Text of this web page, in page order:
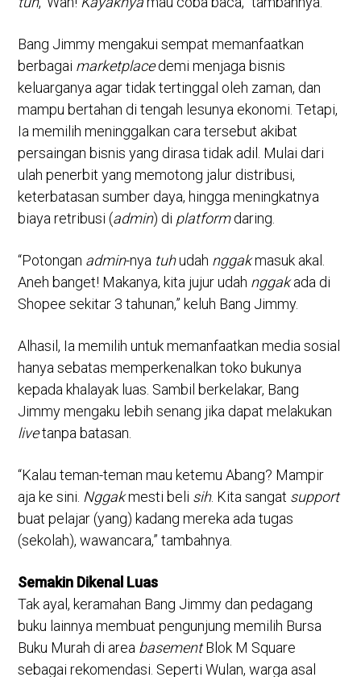
Bang Jimmy mengakui sempat memanfaatkan
berbagai marketplacedemi menjaga bisnis
keluarganya agar tidak tertinggal oleh zaman, dan
mampu bertahan di tengah lesunya ekonomi. Tetapi,
Ia memilih meninggalkan cara tersebut akibat
persaingan bisnis yang dirasa tidak adil. Mulai dari
ulah penerbit yang memotong jalur distribusi,
keterbatasan sumber daya, hingga meningkatnya
biaya retribusi (admin) di platformdaring.
“Potongan admin-nya tuhudah nggakmasuk akal.
Aneh banget! Makanya, kita jujur udah nggakada di
Shopee sekitar 3 tahunan,” keluh Bang Jimmy.
Alhasil, Ia memilih untuk memanfaatkan media sosial
hanya sebatas memperkenalkan toko bukunya
kepada khalayak luas. Sambil berkelakar, Bang
Jimmy mengaku lebih senang jika dapat melakukan
livetanpa batasan.
“Kalau teman-teman mau ketemu Abang? Mampir
aja ke sini. Nggakmesti beli sih. Kita sangat support
buat pelajar (yang) kadang mereka ada tugas
(sekolah), wawancara,” tambahnya.
Semakin Dikenal Luas
Tak ayal, keramahan Bang Jimmy dan pedagang
buku lainnya membuat pengunjung memilih Bursa
Buku Murah di area basementBlok M Square
sebagai rekomendasi. Seperti Wulan, warga asal